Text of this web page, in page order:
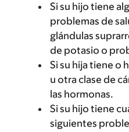
Si su hijo tiene
problemas de
glándulas
de potasio o
Si su hija tiene o
u otra clase de
las hormonas.
Si su hijo tiene
siguientes